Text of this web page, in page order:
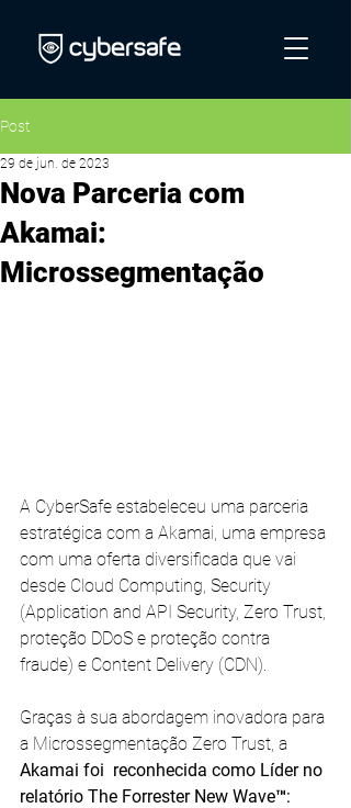
Post
Nova Parceria com
Akamai:
Microssegmentação
29 de jun. de 2023
A CyberSafe estabeleceu uma parceria
estratégica com a Akamai, uma empresa
com uma oferta diversificada que vai
desde Cloud Computing, Security
(Application and API Security, Zero Trust,
proteção DDoS e proteção contra
fraude) e Content Delivery (CDN).
Graças à sua abordagem inovadora para
a Microssegmentação Zero Trust, a
Akamai foi  reconhecida como Líder no
relatório The Forrester New Wave™: